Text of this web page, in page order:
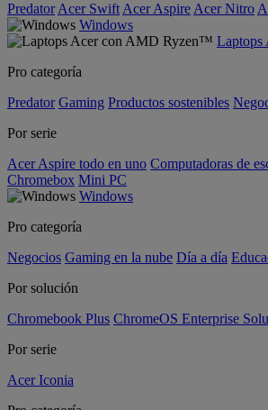
Predator Acer Swift Acer Aspire Acer Nitro
Windows
Pro categoría
Predator Gaming Productos sostenibles
Por serie
Acer Aspire todo en uno Computadoras de
Chromebox Mini PC
Windows
Pro categoría
Negocios Gaming en la nube Día a día
Por solución
Chromebook Plus ChromeOS Enterprise
Por serie
Acer Iconia